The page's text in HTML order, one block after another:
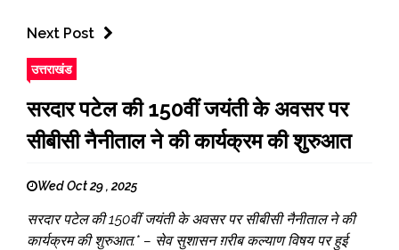
Next Post
उत्तराखंड
सरदार पटेल की 150वीं जयंती के अवसर पर
सीबीसी नैनीताल ने की कार्यक्रम की शुरुआत
Wed Oct 29 , 2025
सरदार पटेल की 150वीं जयंती के अवसर पर सीबीसी नैनीताल ने की
कार्यक्रम की शुरुआत.* – सेव सुशासन ग़रीब कल्याण विषय पर हुई